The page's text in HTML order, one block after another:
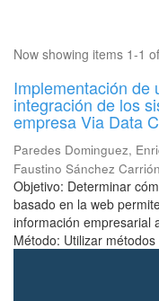
Now showing items 1-1
Implementación de
integración de los
empresa Via Data
Paredes Dominguez,
Faustino Sánchez Carrión
Objetivo: Determinar
basado en la web
información empresarial
Método: Utilizar